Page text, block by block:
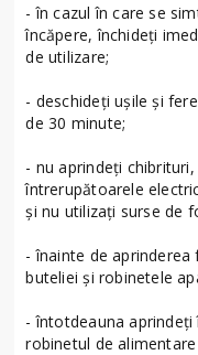
- în cazul în care se
încăpere, închideți
de utilizare;
- deschideți uşile şi
de 30 minute;
- nu aprindeți
întrerupătoarele
şi nu utilizați surse de
- înainte de
buteliei şi robinetele
- întotdeauna
robinetul de alimentare